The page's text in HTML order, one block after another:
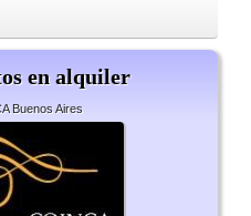
en alquiler
Buenos Aires